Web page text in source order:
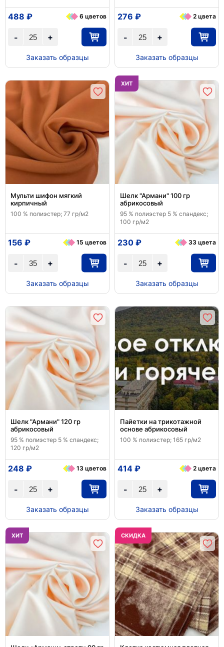
+
-
488 ₽ 6 цветов
Заказать образцы
+
-
276 ₽ 2 цвета
Заказать образцы
Мульти шифон мягкий
кирпичный
100 % полиэстер; 77 гр/м2
+
-
156 ₽ 15 цветов
Заказать образцы
ХИТ
Шелк "Армани" 100 гр
абрикосовый
95 % полиэстер 5 % спандекс;
100 гр/м2
+
-
230 ₽ 33 цвета
Заказать образцы
Шелк "Армани" 120 гр
абрикосовый
95 % полиэстер 5 % спандекс;
120 гр/м2
+
-
248 ₽ 13 цветов
Заказать образцы
Пайетки на трикотажной
основе абрикосовый
100 % полиэстер; 165 гр/м2
+
-
414 ₽ 2 цвета
Заказать образцы
ХИТ CКИДКА